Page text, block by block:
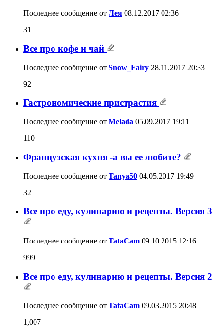
Последнее сообщение от Лея 08.12.2017 02:36
31
Все про кофе и чай
Последнее сообщение от Snow_Fairy 28.11.2017 20:33
92
Гастрономические пристрастия
Последнее сообщение от Melada 05.09.2017 19:11
110
Французская кухня -а вы ее любите?
Последнее сообщение от Tanya50 04.05.2017 19:49
32
Все про еду, кулинарию и рецепты. Версия 3
Последнее сообщение от TataCam 09.10.2015 12:16
999
Все про еду, кулинарию и рецепты. Версия 2
Последнее сообщение от TataCam 09.03.2015 20:48
1,007